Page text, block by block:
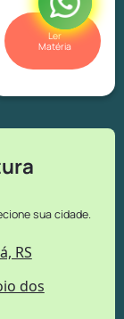
Ler
Matéria
sua cidade.
RS
dos